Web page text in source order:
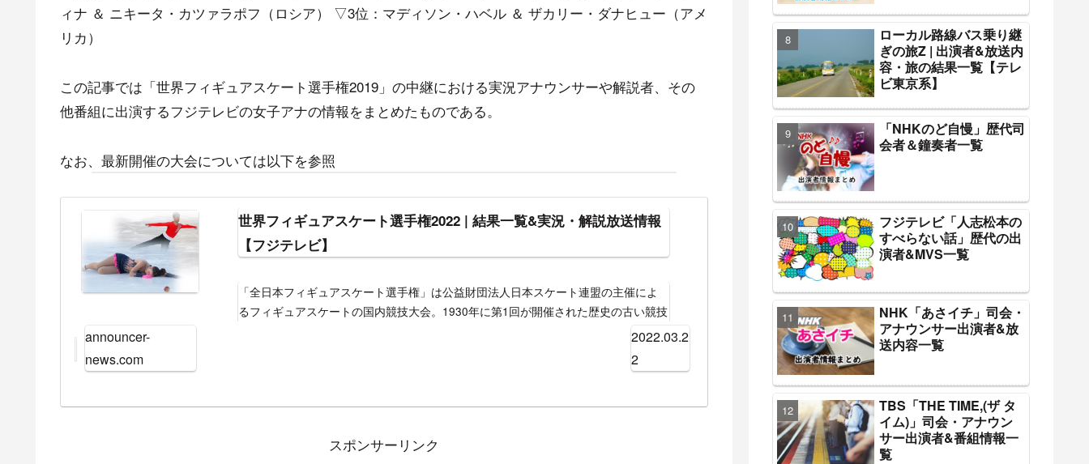
ィナ ＆ ニキータ・カツァラポフ（ロシア） ▽3位：マディソン・ハベル ＆ ザカリー・ダナヒュー（アメ
リカ）
この記事では「世界フィギュアスケート選手権2019」の中継における実況アナウンサーや解説者、その
他番組に出演するフジテレビの女子アナの情報をまとめたものである。
なお、最新開催の大会については以下を参照
世界フィギュアスケート選手権2022 | 結果一覧&実況・解説放送情報
【フジテレビ】
「全日本フィギュアスケート選手権」は公益財団法人日本スケート連盟の主催によ
るフィギュアスケートの国内競技大会。1930年に第1回が開催された歴史の古い競技
会である。第1回は男子シングルのみだったが、現在は男子・女子シングル、ペア、
「メダリストオンアイス」として行われる。現在のテレビ中継はフジテレビ系列が
開催期間前からミニ番組や特別番組など関連番組が複数報じられるなどフジテレビ
（日）開催の「世界フィギュアスケート選手権2022」。
announcer-
news.com
2022.03.2
2
スポンサーリンク
ローカル路線バス乗り継
ぎの旅Z | 出演者&放送内
容・旅の結果一覧【テレ
ビ東京系】
「NHKのど自慢」歴代司
会者＆鐘奏者一覧
フジテレビ「人志松本の
すべらない話」歴代の出
演者&MVS一覧
NHK「あさイチ」司会・
アナウンサー出演者&放
送内容一覧
TBS「THE TIME,(ザ タ
イム)」司会・アナウン
サー出演者&番組情報一
覧